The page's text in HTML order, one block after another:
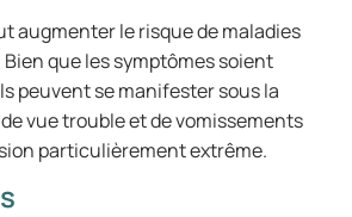
augmenter le risque de maladies
que les symptômes soient
peuvent se manifester sous la
vue trouble et de vomissements
particulièrement extrême.